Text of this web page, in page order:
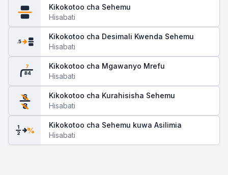
Kikokotoo cha Sehemu
Hisabati
.5
Kikokotoo cha Desimali Kwenda Sehemu
Hisabati
84
7
Kikokotoo cha Mgawanyo Mrefu
Hisabati
6
8
Kikokotoo cha Kurahisisha Sehemu
Hisabati
1
2 %
Kikokotoo cha Sehemu kuwa Asilimia
Hisabati